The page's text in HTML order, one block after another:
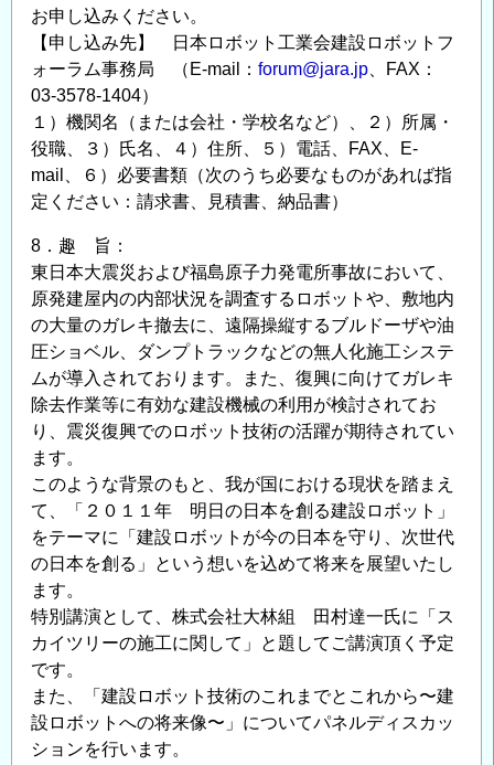
お申し込みください。
【申し込み先】 日本ロボット工業会建設ロボットフ
ォーラム事務局 （E-mail： forum@jara.jp 、FAX：
03-3578-1404）
１）機関名（または会社・学校名など）、２）所属・
役職、３）氏名、４）住所、５）電話、FAX、E-
mail、６）必要書類（次のうち必要なものがあれば指
定ください：請求書、見積書、納品書）
8．趣 旨：
東日本大震災および福島原子力発電所事故において、
原発建屋内の内部状況を調査するロボットや、敷地内
の大量のガレキ撤去に、遠隔操縦するブルドーザや油
圧ショベル、ダンプトラックなどの無人化施工システ
ムが導入されております。また、復興に向けてガレキ
除去作業等に有効な建設機械の利用が検討されてお
り、震災復興でのロボット技術の活躍が期待されてい
ます。
このような背景のもと、我が国における現状を踏まえ
て、「２０１１年 明日の日本を創る建設ロボット」
をテーマに「建設ロボットが今の日本を守り、次世代
の日本を創る」という想いを込めて将来を展望いたし
ます。
特別講演として、株式会社大林組 田村達一氏に「ス
カイツリーの施工に関して」と題してご講演頂く予定
です。
また、「建設ロボット技術のこれまでとこれから〜建
設ロボットへの将来像〜」についてパネルディスカッ
ションを行います。